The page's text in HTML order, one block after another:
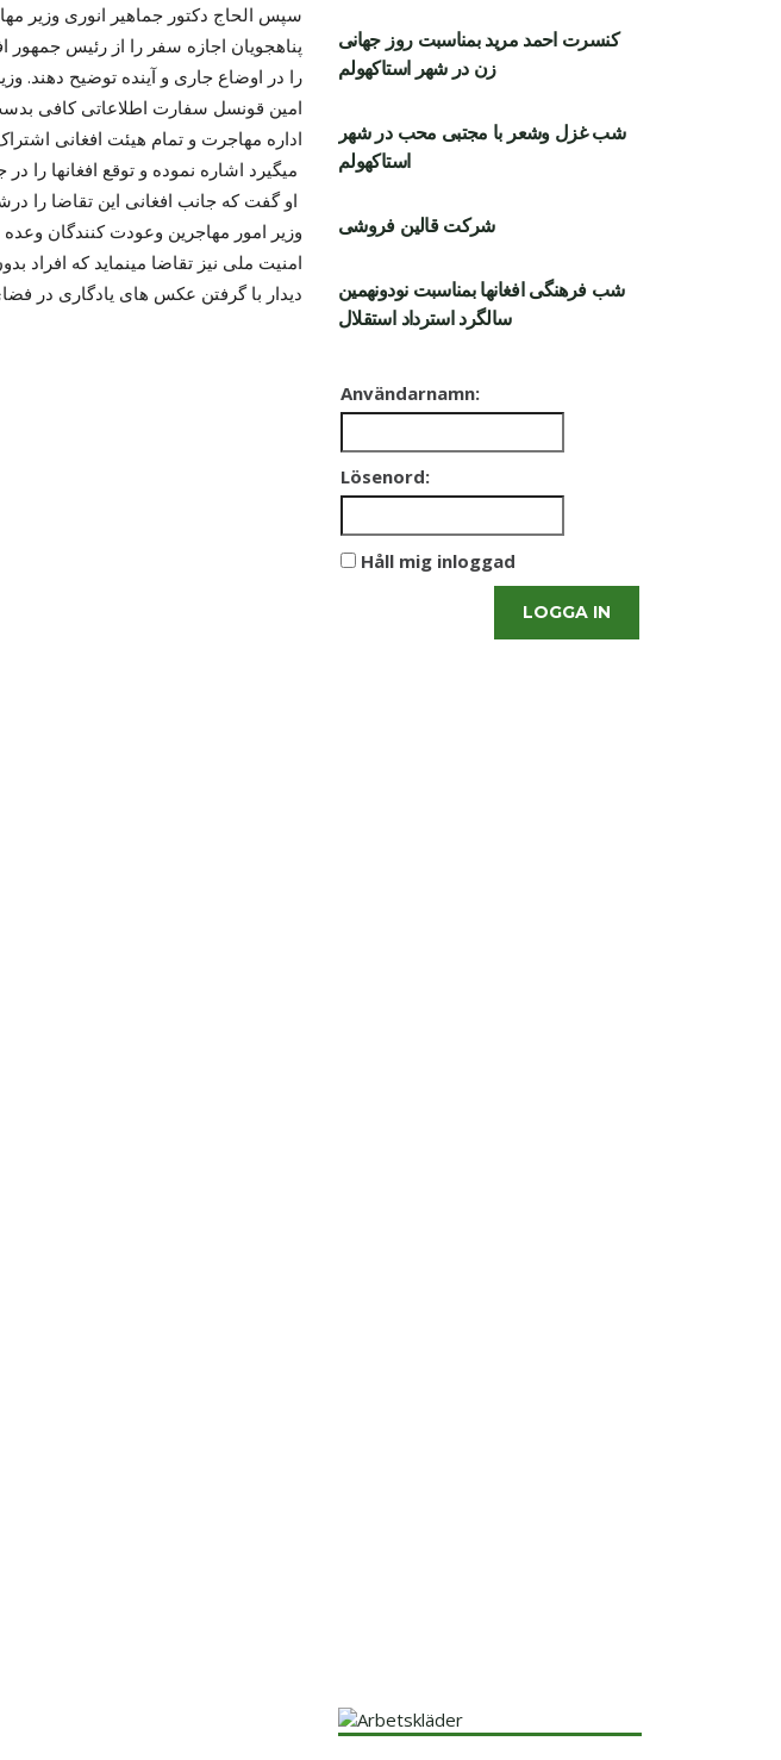
سپس الحاج دکتور جماهیر انوری وزیر
پناهجویان اجازه سفر را از رئیس جمهور
را در اوضاع جاری و آینده توضیح دهند.
امین قونسل سفارت اطلاعاتی کافی
اداره مهاجرت و تمام هیئت افغانی
وزیر امور مهاجرین وعودت کنندگان وعده
امنیت ملی نیز تقاضا مینماید که افراد
دیدار با گرفتن عکس های یادگاری در
کنسرت احمد مرید بمناسبت روز جهانی
زن در شهر استاکهولم
شب غزل وشعر با مجتبی محب در شهر
استاکهولم
شرکت قالین فروشی
شب فرهنگی افغانها بمناسبت نودونهمین
سالگرد استرداد استقلال
Användarnamn:
Lösenord:
Håll mig inloggad
LOGGA IN